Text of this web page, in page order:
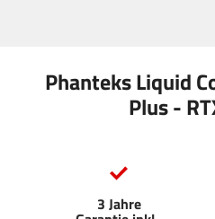
Phanteks Liquid
Plus -
3 Jahre